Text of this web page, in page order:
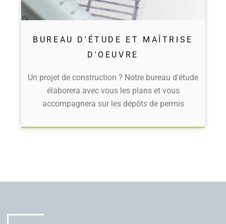
BUREAU D'ÉTUDE ET MAÎTRISE
D'OEUVRE
Un projet de construction ? Notre bureau d'étude
élaborera avec vous les plans et vous
accompagnera sur les dépôts de permis